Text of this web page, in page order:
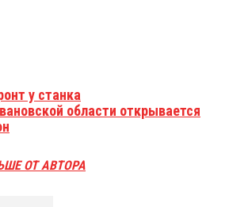
у станка
области открывается
ОТ АВТОРА